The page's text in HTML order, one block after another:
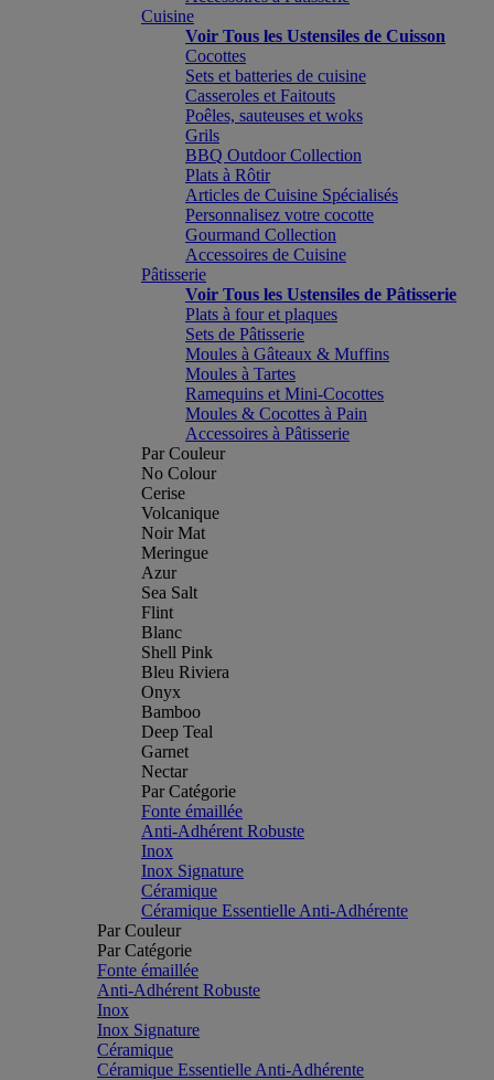
Cuisine
Voir Tous les Ustensiles de Cuisson
Cocottes
Sets et batteries de cuisine
Casseroles et Faitouts
Poêles, sauteuses et woks
Grils
BBQ Outdoor Collection
Plats à Rôtir
Articles de Cuisine Spécialisés
Personnalisez votre cocotte
Gourmand Collection
Accessoires de Cuisine
Pâtisserie
Voir Tous les Ustensiles de Pâtisserie
Plats à four et plaques
Sets de Pâtisserie
Moules à Gâteaux & Muffins
Moules à Tartes
Ramequins et Mini-Cocottes
Moules & Cocottes à Pain
Accessoires à Pâtisserie
Par Couleur
No Colour
Cerise
Volcanique
Noir Mat
Meringue
Azur
Sea Salt
Flint
Blanc
Shell Pink
Bleu Riviera
Onyx
Bamboo
Deep Teal
Garnet
Nectar
Par Catégorie
Fonte émaillée
Anti-Adhérent Robuste
Inox
Inox Signature
Céramique
Céramique Essentielle Anti-Adhérente
Par Couleur
Par Catégorie
Fonte émaillée
Anti-Adhérent Robuste
Inox
Inox Signature
Céramique
Céramique Essentielle Anti-Adhérente